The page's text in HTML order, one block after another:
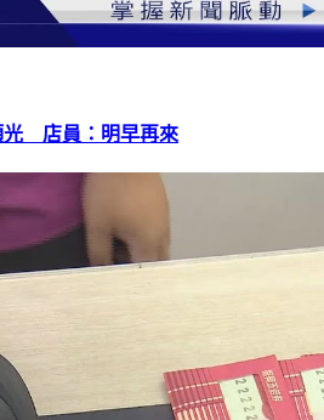
光 店員：明早再來